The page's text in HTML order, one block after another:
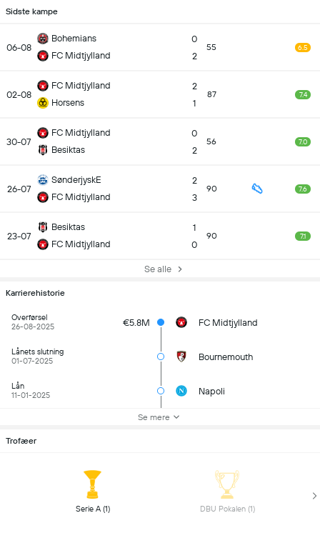
Sidste kampe
06-08
Bohemians
FC Midtjylland
0
2
55 6.5
02-08
FC Midtjylland
Horsens
2
1
87 7.4
30-07
FC Midtjylland
Besiktas
0
2
56 7.0
26-07
SønderjyskE
FC Midtjylland
2
3
90 7.6
23-07
Besiktas
FC Midtjylland
1
0
90 7.1
Se alle
Karrierehistorie
Overførsel
26-08-2025
€5.8M FC Midtjylland
Lånets slutning
01-07-2025
Bournemouth
Lån
11-01-2025
Napoli
Se mere
Trofæer
Serie A (1) DBU Pokalen (1)